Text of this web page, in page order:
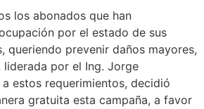
los abonados que han
por el estado de sus
queriendo prevenir daños mayores,
liderada por el Ing. Jorge
estos requerimientos, decidió
gratuita esta campaña, a favor